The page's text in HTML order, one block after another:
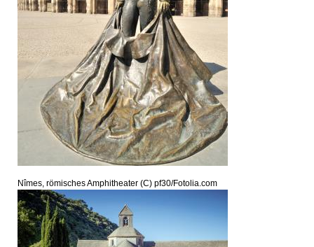
Nîmes, römisches Amphitheater (C) pf30/Fotolia.com